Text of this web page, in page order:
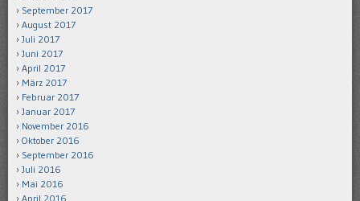
September 2017
August 2017
Juli 2017
Juni 2017
April 2017
März 2017
Februar 2017
Januar 2017
November 2016
Oktober 2016
September 2016
Juli 2016
Mai 2016
April 2016